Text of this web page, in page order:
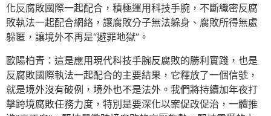
化反腐敗國際一起配合，積極運用科技手腕，不斷織密反腐
敗執法一起配合網絡，讓腐敗分子無法躲身、腐敗所得無處
躲匿，讓境外不再是“避罪地獄”。
歐陽柏青：這是應用現代科技手腕反腐敗的勝利實踐，也是
反腐敗國際執法一起配合的主要結果，它釋放了一個信號，
就是境外沒有破例，境外也不是法外。我們將持續加年夜打
擊跨境腐敗任務力度，特別是要深化以案促改促治，一體推